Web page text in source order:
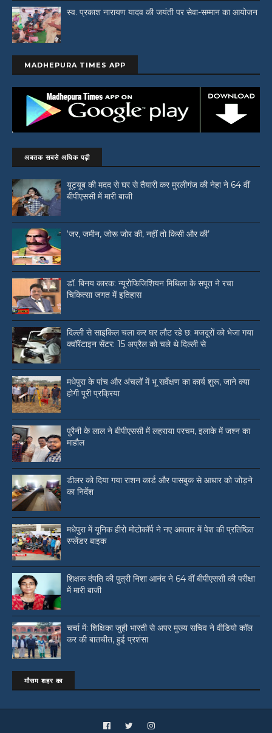
स्व. प्रकाश नारायण यादव की जयंती पर सेवा-सम्मान का आयोजन
MADHEPURA TIMES APP
अबतक सबसे अधिक पढ़ी
यूट्यूब की मदद से घर से तैयारी कर मुरलीगंज की नेहा ने 64 वीं
बीपीएससी में मारी बाजी
‘जर, जमीन, जोरू जोर की, नहीं तो किसी और की’
डॉ. बिनय कारक: न्यूरोफिजिशियन मिथिला के सपूत ने रचा
चिकित्सा जगत में इतिहास
दिल्ली से साइकिल चला कर घर लौट रहे छ: मजदूरों को भेजा गया
क्वॉरेंटाइन सेंटर: 15 अप्रैल को चले थे दिल्ली से
मधेपुरा के पांच और अंचलों में भू सर्वेक्षण का कार्य शुरू, जाने क्या
होगी पूरी प्रक्रिया
पुरैनी के लाल ने बीपीएससी में लहराया परचम, इलाके में जश्न का
माहौल
डीलर को दिया गया राशन कार्ड और पासबुक से आधार को जोड़ने
का निर्देश
मधेपुरा में यूनिक हीरो मोटोकॉर्प ने नए अवतार में पेश की प्रतिष्ठित
स्प्लेंडर बाइक
शिक्षक दंपति की पुत्री निशा आनंद ने 64 वीं बीपीएससी की परीक्षा
में मारी बाजी
चर्चा में: शिक्षिका जुही भारती से अपर मुख्य सचिव ने वीडियो काॅल
कर की बातचीत, हुई प्रशंसा
मौसम शहर का